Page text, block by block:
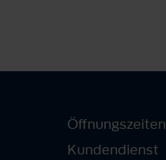
Öffnungszeiten
Kundendienst